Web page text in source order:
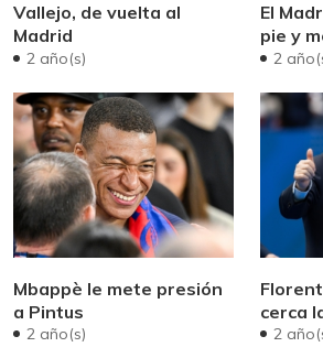
Vallejo, de vuelta al
Madrid
2 año(s)
El
pie y
2
Mbappè le mete presión
a Pintus
2 año(s)
cerca
2